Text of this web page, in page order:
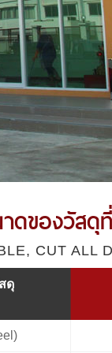
ดของวัสดุ
CUT ALL
ดุ